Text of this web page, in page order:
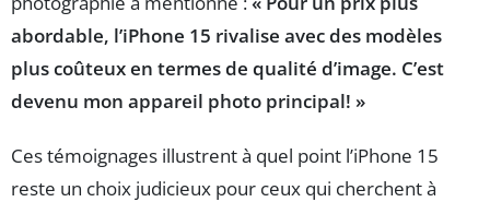
abordable, l’iPhone 15 rivalise avec des modèles
plus coûteux en termes de qualité d’image. C’est
devenu mon appareil photo principal! »
Ces témoignages illustrent à quel point l’iPhone 15
reste un choix judicieux pour ceux qui cherchent à